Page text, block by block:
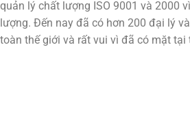
quản lý chất lượng ISO 9001 và 2000
lượng. Đến nay đã có hơn 200 đại lý
toàn thế giới và rất vui vì đã có mặt tại